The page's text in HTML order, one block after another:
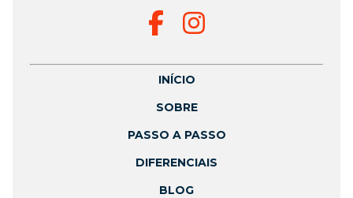
INÍCIO
SOBRE
PASSO A PASSO
DIFERENCIAIS
BLOG